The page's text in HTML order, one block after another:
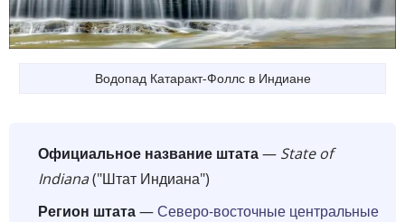
Водопад Катаракт-Фоллс в Индиане
Официальное название штата— State of
Indiana("Штат Индиана")
Регион штата—Северо-восточные центральные